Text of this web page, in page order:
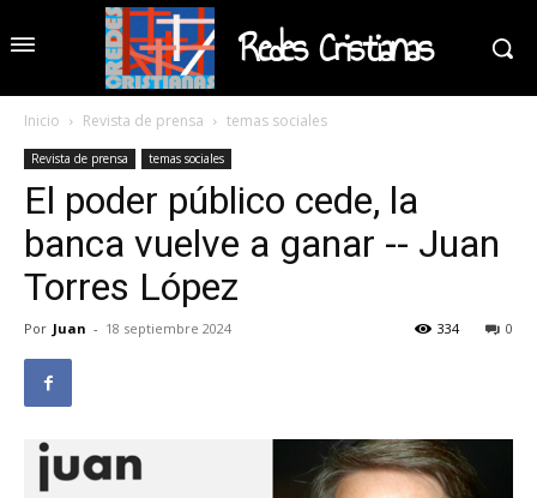
Redes Cristianas
Inicio Revista de prensa temas sociales
Revista de prensa temas sociales
El poder público cede, la
banca vuelve a ganar -- Juan
Torres López
Por Juan - 18 septiembre 2024 0
334